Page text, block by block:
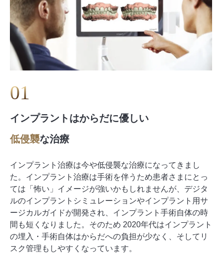
01
インプラントはからだに優しい
低侵襲な治療
インプラント治療は今や低侵襲な治療になってきまし
た。インプラント治療は手術を伴うため患者さまにとっ
ては「怖い」イメージが強いかもしれませんが、デジタ
ルのインプラントシミュレーションやインプラント用サ
ージカルガイドが開発され、インプラント手術自体の時
間も短くなりました。そのため 2020年代はインプラント
の埋入・手術自体はからだへの負担が少なく、そしてリ
スク管理もしやすくなっています。